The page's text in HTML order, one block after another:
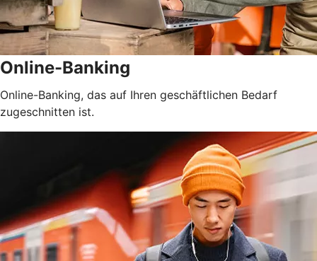
Online-Banking
Online-Banking, das auf Ihren geschäftlichen Bedarf
zugeschnitten ist.